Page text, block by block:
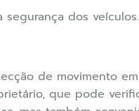
dos veículos.
de movimento
que pode